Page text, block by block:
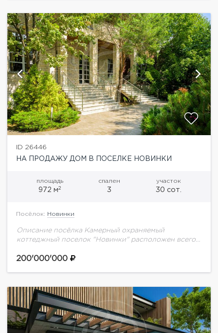
ID 26446
НА ПРОДАЖУ ДОМ В ПОСЕЛКЕ НОВИНКИ
площадь
972 м2
спален
3
участок
30 сот.
Посёлок: Новинки
Описание посёлка Камерный охраняемый
коттеджный поселок "Новинки" расположен всего в
инфраструктурой п. Павлово. В поселке прекрасная
200'000'000